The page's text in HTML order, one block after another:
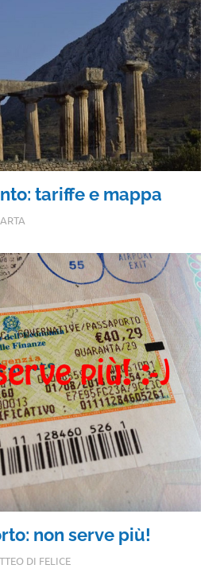
tariffe e mappa
non serve più!
DI FELICE